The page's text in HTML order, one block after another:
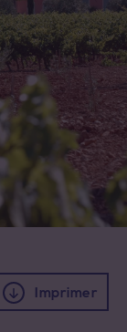
Imprimer